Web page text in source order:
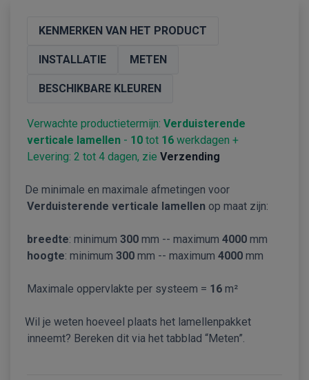
KENMERKEN VAN HET PRODUCT
INSTALLATIE METEN
BESCHIKBARE KLEUREN
Verwachte productietermijn: Verduisterende
verticale lamellen - 10 tot 16 werkdagen +
Levering: 2 tot 4 dagen, zie Verzending
De minimale en maximale afmetingen voor
Verduisterende verticale lamellen op maat zijn:
breedte: minimum 300 mm -- maximum 4000 mm
hoogte: minimum 300 mm -- maximum 4000 mm
Maximale oppervlakte per systeem = 16 m²
Wil je weten hoeveel plaats het lamellenpakket
inneemt? Bereken dit via het tabblad “Meten”.